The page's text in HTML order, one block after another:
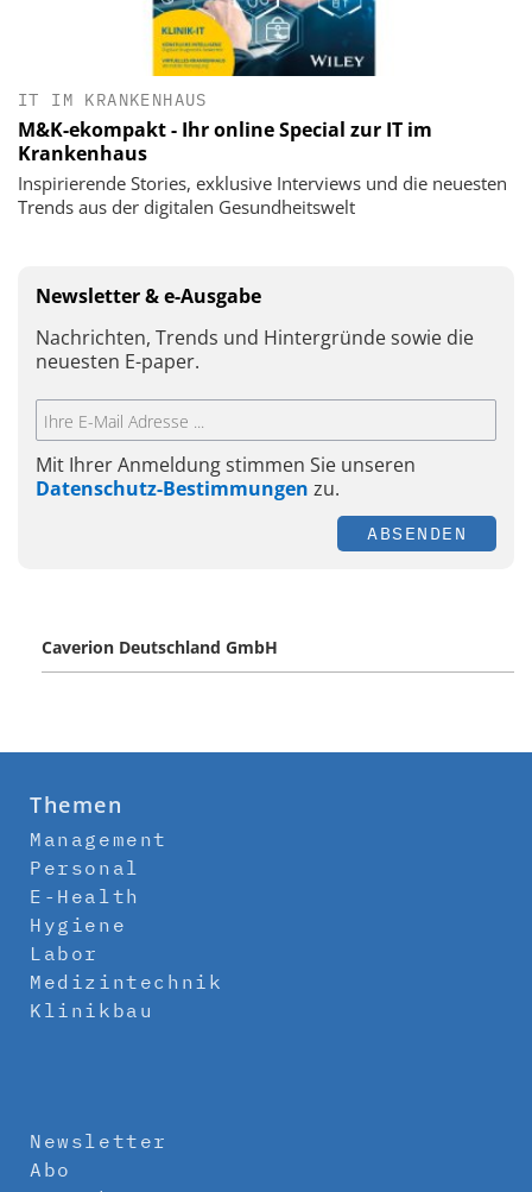
IT IM KRANKENHAUS
M&K-ekompakt - Ihr online Special zur IT im
Krankenhaus
Inspirierende Stories, exklusive Interviews und die neuesten
Trends aus der digitalen Gesundheitswelt
Newsletter & e-Ausgabe
Nachrichten, Trends und Hintergründe sowie die
neuesten E-paper.
Mit Ihrer Anmeldung stimmen Sie unseren
Datenschutz-Bestimmungen zu.
ABSENDEN
Caverion Deutschland GmbH
Themen
Management
Personal
E-Health
Hygiene
Labor
Medizintechnik
Klinikbau
Newsletter
Abo